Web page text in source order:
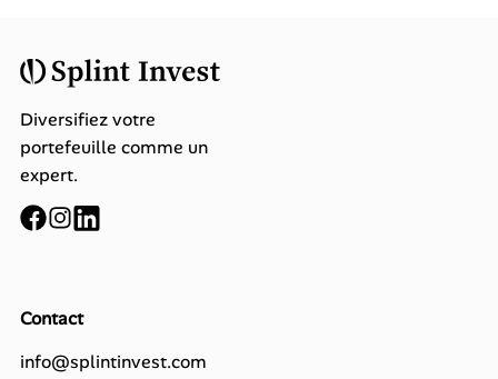
Diversifiez votre
portefeuille comme un
expert.
Contact
info@splintinvest.com